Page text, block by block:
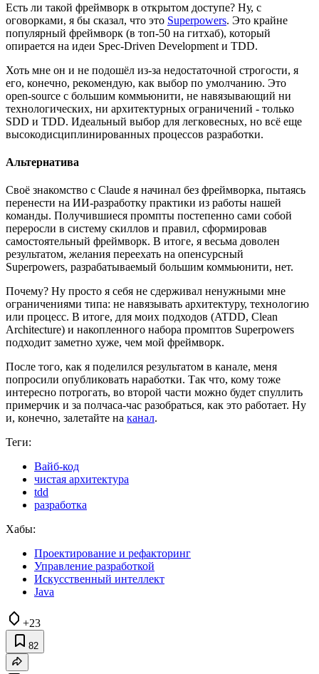
Есть ли такой фреймворк в открытом доступе? Ну, с
оговорками, я бы сказал, что это Superpowers. Это крайне
популярный фреймворк (в топ-50 на гитхаб), который
опирается на идеи Spec-Driven Development и TDD.
Хоть мне он и не подошёл из-за недостаточной строгости, я
его, конечно, рекомендую, как выбор по умолчанию. Это
open-source с большим коммьюнити, не навязывающий ни
технологических, ни архитектурных ограничений - только
SDD и TDD. Идеальный выбор для легковесных, но всё еще
высокодисциплинированных процессов разработки.
Альтернатива
Своё знакомство с Claude я начинал без фреймворка, пытаясь
перенести на ИИ-разработку практики из работы нашей
команды. Получившиеся промпты постепенно сами собой
переросли в систему скиллов и правил, сформировав
самостоятельный фреймворк. В итоге, я весьма доволен
результатом, желания переехать на опенсурсный
Superpowers, разрабатываемый большим коммьюнити, нет.
Почему? Ну просто я себя не сдерживал ненужными мне
ограничениями типа: не навязывать архитектуру, технологию
или процесс. В итоге, для моих подходов (ATDD, Clean
Architecture) и накопленного набора промптов Superpowers
подходит заметно хуже, чем мой фреймворк.
После того, как я поделился результатом в канале, меня
попросили опубликовать наработки. Так что, кому тоже
интересно потрогать, во второй части можно будет спуллить
примерчик и за полчаса-час разобраться, как это работает. Ну
и, конечно, залетайте на канал.
Теги:
Вайб-код
чистая архитектура
tdd
разработка
Хабы:
Проектирование и рефакторинг
Управление разработкой
Искусственный интеллект
Java
+23
82